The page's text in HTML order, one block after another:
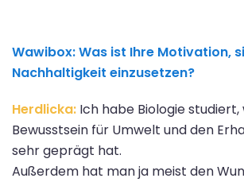
Wawibox: Was ist Ihre Motivation,
Nachhaltigkeit einzusetzen?
Herdlicka: Ich habe Biologie studiert,
Bewusstsein für Umwelt und den
sehr geprägt hat.
Außerdem hat man ja meist den